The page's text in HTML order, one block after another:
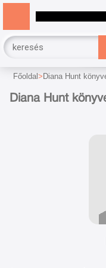
Főoldal Diana Hunt
Diana Hunt